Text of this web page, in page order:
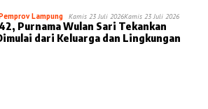
Lampung Kamis 23 Juli 2026Kamis 23 Juli 2026
Purnama Wulan Sari Tekankan
dari Keluarga dan Lingkungan